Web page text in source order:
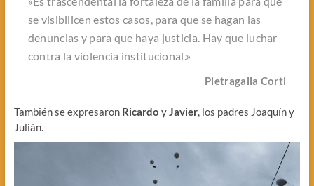
se visibilicen estos casos, para que se hagan las
denuncias y para que haya justicia. Hay que luchar
contra la violencia institucional.»
Pietragalla Corti
También se expresaron Ricardo yJavier, los padres Joaquín y
Julián.